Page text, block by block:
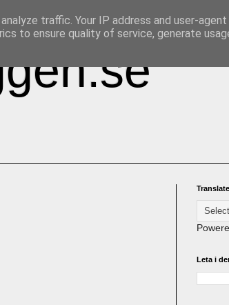
Translate
Leta i
traffic. Your IP address and user-agent
to ensure quality of service, generate